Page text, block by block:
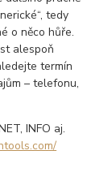
tedy
o něco hůře.
alespoň
termín
– telefonu,
INFO aj.